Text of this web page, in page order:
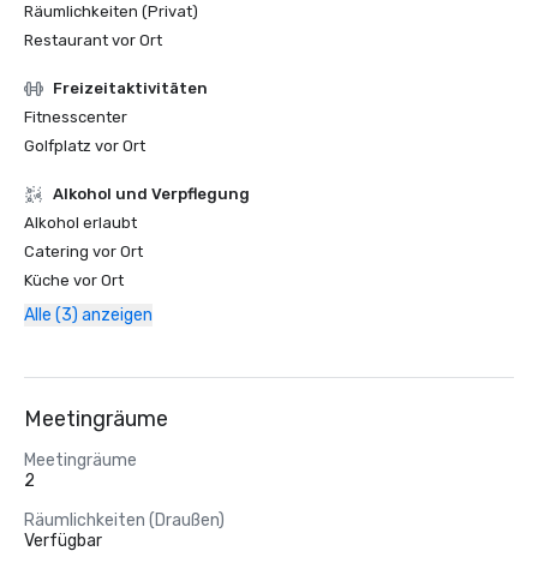
Räumlichkeiten (Privat)
Restaurant vor Ort
Freizeitaktivitäten
Fitnesscenter
Golfplatz vor Ort
‪Alkohol‬ und Verpflegung
‪Alkohol‬ erlaubt
Catering vor Ort
Küche vor Ort
Alle (3) anzeigen
Meetingräume
Meetingräume
2
Räumlichkeiten (Draußen)
Verfügbar